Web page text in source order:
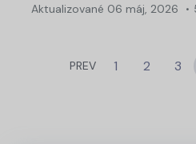
Aktualizované 06 máj, 2026
PREV 1 2 3